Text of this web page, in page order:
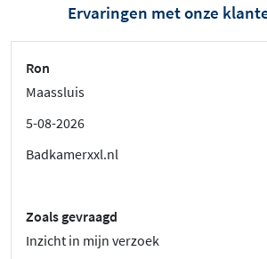
Ervaringen met onze
Ron
Maassluis
5-08-2026
Badkamerxxl.nl
Zoals gevraagd
Inzicht in mijn verzoek